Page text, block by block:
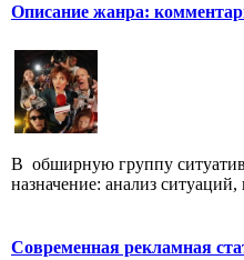
Описание жанра:
В обширную группу
назначение: анализ
Современная рекламная